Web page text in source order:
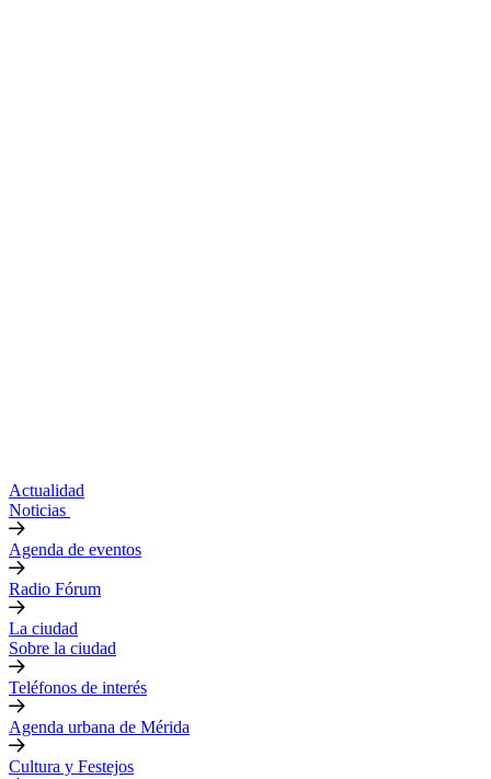
Actualidad
Noticias
Agenda de eventos
Radio Fórum
La ciudad
Sobre la ciudad
Teléfonos de interés
Agenda urbana de Mérida
Cultura y Festejos